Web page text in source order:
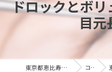
ドロックとボリ
目元
東京都恵比寿のマツエクならLLL コラム